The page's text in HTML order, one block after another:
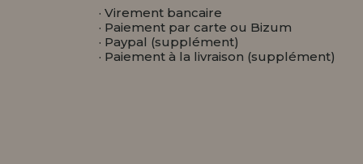
· Virement bancaire
· Paiement par carte ou Bizum
· Paypal (supplément)
· Paiement à la livraison (supplément)